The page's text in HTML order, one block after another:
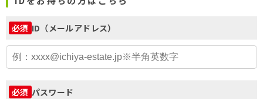
必須 ID（メールアドレス）
必須 パスワード